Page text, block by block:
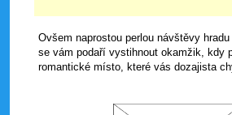
Ovšem naprostou perlou návštěvy
se vám podaří vystihnout okamžik, kdy
romantické místo, které vás dozajista